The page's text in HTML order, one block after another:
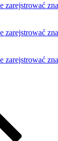
zarejstrować
zarejstrować
zarejstrować